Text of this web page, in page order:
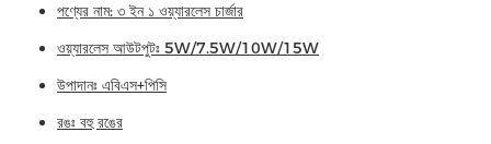
পণ্যের নাম: ৩ ইন ১ ওয়্যারলেস চার্জার
ওয়্যারলেস আউটপুটঃ 5W/7.5W/10W/15W
উপাদানঃ এবিএস+পিসি
রঙঃ বহু রঙের